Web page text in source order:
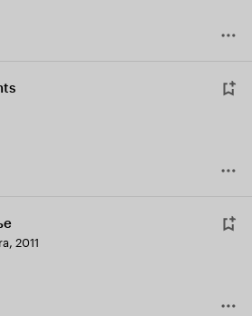
, 2011